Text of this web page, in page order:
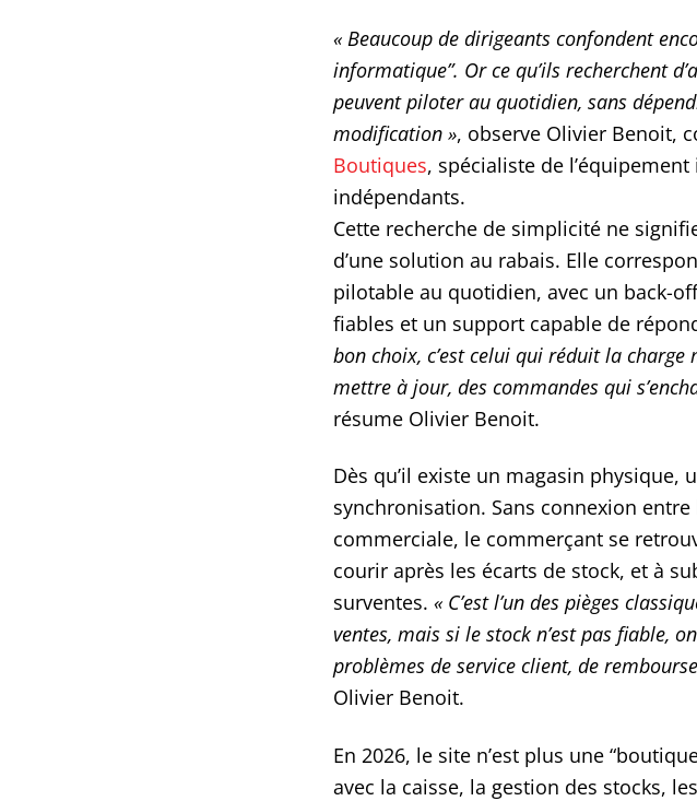
« Beaucoup de dirigeants confondent
informatique”. Or ce qu’ils recherchent
peuvent piloter au quotidien, sans
modification », observe Olivier Benoit,
Boutiques, spécialiste de
indépendants.
Cette recherche de simplicité ne
d’une solution au rabais. Elle
pilotable au quotidien, avec un back-
fiables et un support capable de
bon choix, c’est celui qui réduit la
mettre à jour, des commandes qui
résume Olivier Benoit.
Dès qu’il existe un magasin physique,
synchronisation. Sans connexion
commerciale, le commerçant se
courir après les écarts de stock, et à
surventes. « C’est l’un des pièges
ventes, mais si le stock n’est pas fiable,
problèmes de service client, de
Olivier Benoit.
En 2026, le site n’est plus une
avec la caisse, la gestion des stocks,